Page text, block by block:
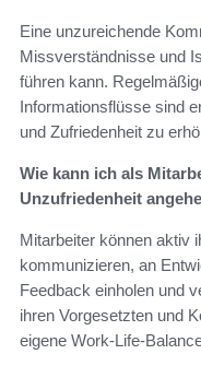
Eine unzureichende
Missverständnisse und
führen kann.
Informationsflüsse sind
und Zufriedenheit zu
Wie kann ich als
Unzufriedenheit
Mitarbeiter können aktiv
kommunizieren, an
Feedback einholen und
ihren Vorgesetzten und
eigene Work-Life-